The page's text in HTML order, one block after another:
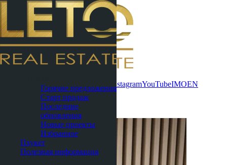
WhatsApp InstagramYouTubeIMOEN
Горячие предложения
Старт продаж
Последние
обновления
Новые проекты
Избранное
Пхукет
Полезная информация
Галерея